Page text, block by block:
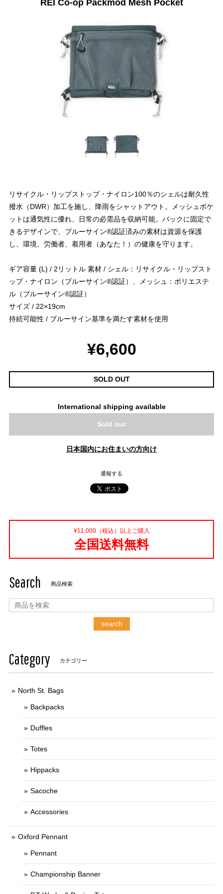
REI Co-op Packmod Mesh Pocket
リサイクル・リップストップ・ナイロン100％のシェルは耐久性
撥水（DWR）加工を施し、降雨をシャットアウト。メッシュポケ
ットは通気性に優れ、日常の必需品を収納可能。パックに固定で
きるデザインで、ブルーサイン®認証済みの素材は資源を保護
し、環境、労働者、着用者（あなた！）の健康を守ります。
ギア容量 (L) / 2リットル 素材 / シェル：リサイクル・リップスト
ップ・ナイロン（ブルーサイン®認証）、メッシュ：ポリエステ
ル（ブルーサイン®認証）
サイズ / 22×19cm
持続可能性 / ブルーサイン基準を満たす素材を使用
¥6,600
SOLD OUT
International shipping available
Sold out
日本国内にお住まいの方向け
通報する
¥11,000（税込）以上ご購入
全国送料無料
Search 商品検索
search
Category カテゴリー
North St. Bags
Backpacks
Duffles
Totes
Hippacks
Sacoche
Accessories
Oxford Pennant
Pennant
Championship Banner